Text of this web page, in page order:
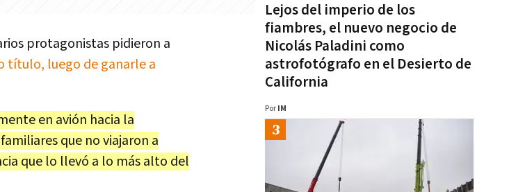
protagonistas pidieron a
título, luego de ganarle a
en avión hacia la
que no viajaron a
que lo llevó a lo más alto del
Lejos del imperio de los
fiambres, el nuevo negocio de
Nicolás Paladini como
astrofotógrafo en el Desierto de
California
Por IM